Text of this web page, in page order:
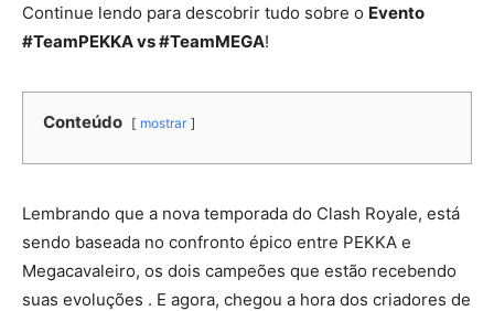
Continue lendo para descobrir tudo sobre o Evento
#TeamPEKKA vs #TeamMEGA!
Conteúdo mostrar
Lembrando que a nova temporada do Clash Royale, está
sendo baseada no confronto épico entre PEKKA e
Megacavaleiro, os dois campeões que estão recebendo
suas evoluções . E agora, chegou a hora dos criadores de